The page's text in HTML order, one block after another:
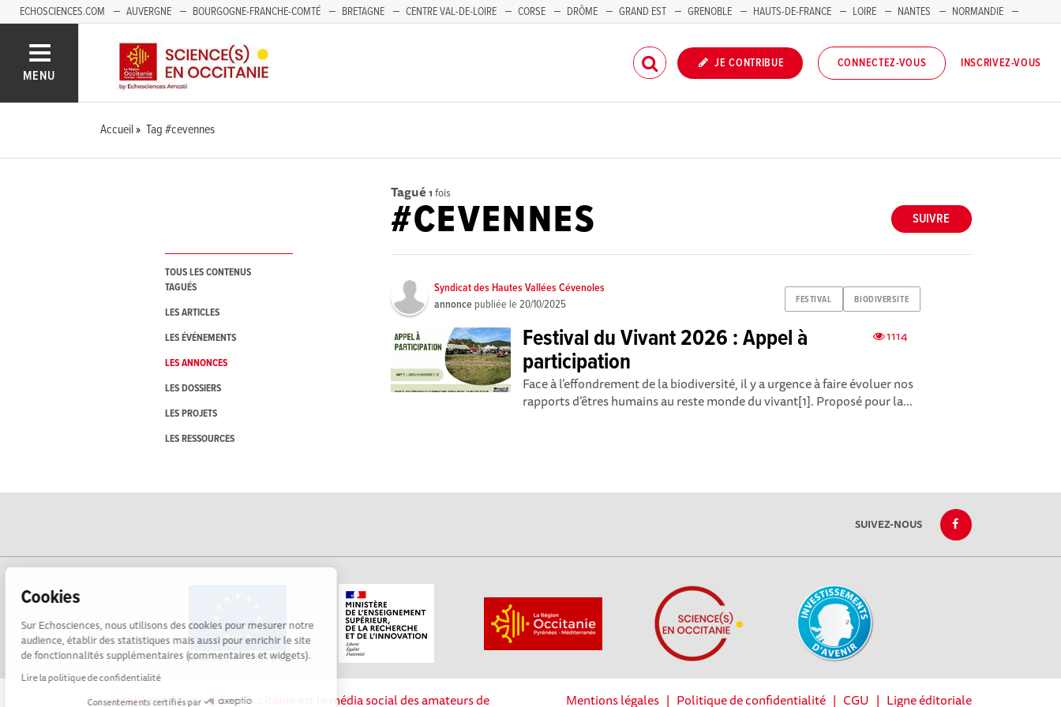
Cookies
Sur Echosciences, nous utilisons des cookies pour mesurer notre
audience, établir des statistiques mais aussi pour enrichir le site
de fonctionnalités supplémentaires (commentaires et widgets).
Lire la politique de confidentialité
Consentements certifiés par
ECHOSCIENCES.COM AUVERGNE BOURGOGNE-FRANCHE-COMTÉ BRETAGNE CENTRE VAL-DE-LOIRE CORSE DRÔME GRAND EST GRENOBLE HAUTS-DE-FRANCE LOIRE NANTES
NORMANDIE
MENU
JE CONTRIBUE CONNECTEZ-VOUS INSCRIVEZ-VOUS
Accueil Tag #cevennes
TOUS LES CONTENUS
TAGUÉS
LES ARTICLES
LES ÉVÉNEMENTS
LES ANNONCES
LES DOSSIERS
LES PROJETS
LES RESSOURCES
Tagué 1 fois
SUIVRE
#CEVENNES
FESTIVAL BIODIVERSITE
Syndicat des Hautes Vallées Cévenoles
annonce publiée le20/10/2025
1114
Festival du Vivant 2026 : Appel à
participation
Face à l’effondrement de la biodiversité, il y a urgence à faire évoluer nos
rapports d’êtres humains au reste monde du vivant[1]. Proposé pour la...
SUIVEZ-NOUS
La plateforme Science(s) en Occitanie est le média social des amateurs de Mentions légales| Politique de confidentialité| CGU | Ligne éditoriale